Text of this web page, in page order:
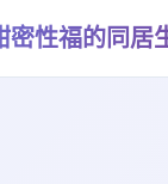
密性福的同居